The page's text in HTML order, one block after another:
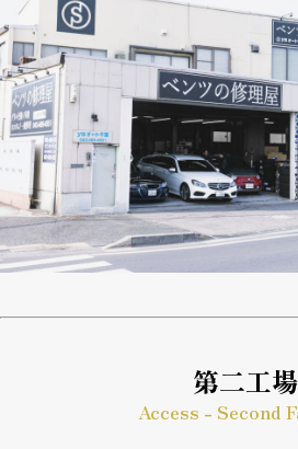
第二工場
Access - Second